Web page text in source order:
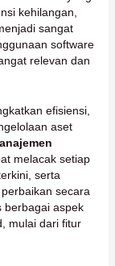
kehilangan,
sangat
software
relevan dan
efisiensi,
aset
melacak setiap
serta
secara
berbagai aspek
mulai dari fitur